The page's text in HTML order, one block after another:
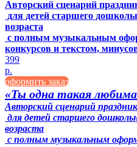
Авторский сценарий
для детей старшего
возраста
с полным музыкальным
конкурсов и текстом,
399
р.
оформить заказ
«Ты одна такая
Авторский сценарий
для детей старшего
возраста
с полным музыкальным